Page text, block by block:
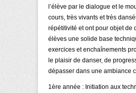
l’élève par le dialogue et le
cours, très vivants et très
répétitivité et ont pour objet de
élèves une solide base
exercices et enchaînements
le plaisir de danser, de
dépasser dans une ambiance
1ère année : Initiation aux